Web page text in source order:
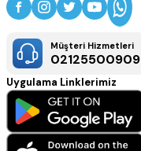
Müşteri Hizmetleri
02125500909
Uygulama Linklerimiz